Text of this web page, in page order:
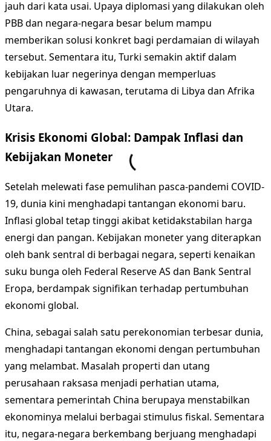
jauh dari kata usai. Upaya diplomasi yang dilakukan oleh
PBB dan negara-negara besar belum mampu
memberikan solusi konkret bagi perdamaian di wilayah
tersebut. Sementara itu, Turki semakin aktif dalam
kebijakan luar negerinya dengan memperluas
pengaruhnya di kawasan, terutama di Libya dan Afrika
Utara.
Krisis Ekonomi Global: Dampak Inflasi dan
Kebijakan Moneter
Setelah melewati fase pemulihan pasca-pandemi COVID-
19, dunia kini menghadapi tantangan ekonomi baru.
Inflasi global tetap tinggi akibat ketidakstabilan harga
energi dan pangan. Kebijakan moneter yang diterapkan
oleh bank sentral di berbagai negara, seperti kenaikan
suku bunga oleh Federal Reserve AS dan Bank Sentral
Eropa, berdampak signifikan terhadap pertumbuhan
ekonomi global.
China, sebagai salah satu perekonomian terbesar dunia,
menghadapi tantangan ekonomi dengan pertumbuhan
yang melambat. Masalah properti dan utang
perusahaan raksasa menjadi perhatian utama,
sementara pemerintah China berupaya menstabilkan
ekonominya melalui berbagai stimulus fiskal. Sementara
itu, negara-negara berkembang berjuang menghadapi